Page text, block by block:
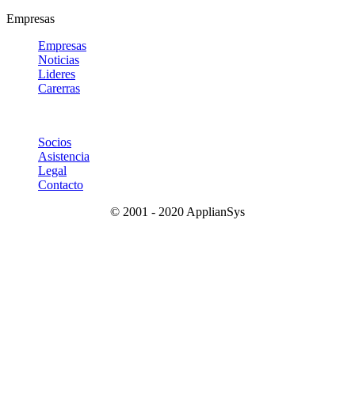
Empresas
Empresas
Noticias
Lideres
Carerras
Socios
Asistencia
Legal
Contacto
© 2001 - 2020 ApplianSys